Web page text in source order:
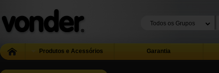
Produtos e Acessórios Garantia